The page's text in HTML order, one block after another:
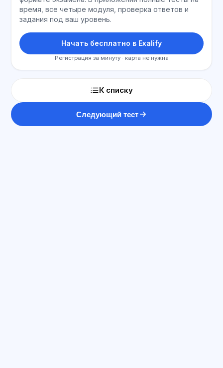
время, все четыре модуля, проверка ответов и
задания под ваш уровень.
Начать бесплатно в Exalify
Регистрация за минуту · карта не нужна
К списку
Следующий тест